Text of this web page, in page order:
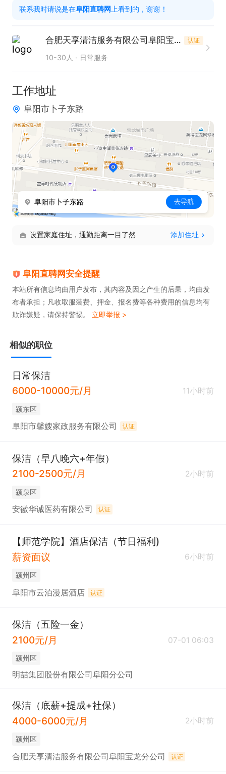
4. 服从公司保洁部工作安排，按时上门完成保洁订
5. 配合公司定期服务培训与技能考核，不断提升保洁
专业技能与服务水平。
任职要求
1. 身体健康，无不良嗜好，做事细心、踏实肯干、责
任心强。
2. 有无保洁工作经验均可，公司提供免费专业岗前培
训，新手也可快速上手。
3. 具备良好的服务意识，性格随和，沟通顺畅，能遵
守公司各项规章制度。
4. 能接受入户服务形式，遵守直营服务管理要求，工
1. 薪资结构：工资3000元+业绩提成；
2. 休息制度：享受国家法定节假日正常休假；
3. 社保保障：入职3-6个月后，为符合要求员工缴纳
社保，保障员工权益；
心斗角，管理人性化；
5. 发展前景：正规一站式直营家政公司，业务涵盖保
洁、清洗、综合维修、家政全板块，公司发展稳定，
联系我时请说是在阜阳直聘网 上看到的，谢谢！
合肥天享清洁服务有限公司阜阳宝龙分公司 认证
10-30人 日常服务
工作地址
阜阳市卜子东路
阜阳市卜子东路 去导航
设置家庭住址，通勤距离一目了然 添加住址
阜阳直聘网安全提醒
本站所有信息均由用户发布，其内容及因之产生的后果，均由发
布者承担；凡收取服装费、押金、报名费等各种费用的信息均有
欺诈嫌疑，请保持警惕。 立即举报 >
相似的职位
日常保洁
6000-10000元/月
11小时前
颍东区
阜阳市馨嫂家政服务有限公司 认证
保洁（早八晚六+年假）
2100-2500元/月
2小时前
颍泉区
安徽华诚医药有限公司 认证
【师范学院】酒店保洁（节日福利)
薪资面议
6小时前
颍州区
阜阳市云泊漫居酒店 认证
保洁（五险一金）
2100元/月
07-01 06:03
颍州区
明喆集团股份有限公司阜阳分公司
保洁（底薪+提成+社保）
4000-6000元/月
2小时前
颍州区
合肥天享清洁服务有限公司阜阳宝龙分公司 认证